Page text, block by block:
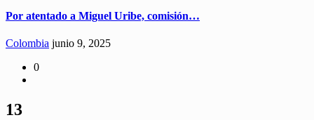
Por atentado a Miguel Uribe, comisión…
Colombia junio 9, 2025
0
13